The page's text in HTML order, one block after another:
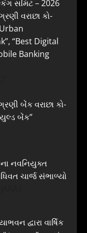
સમિટ – 2026
વરાછા કો-
“Best Digital
Banking
બેંક વરાછા કો-
બેંક”
નવનિયુક્ત
ચાર્જ સંભાળ્યો
દ્વારા વાર્ષિક